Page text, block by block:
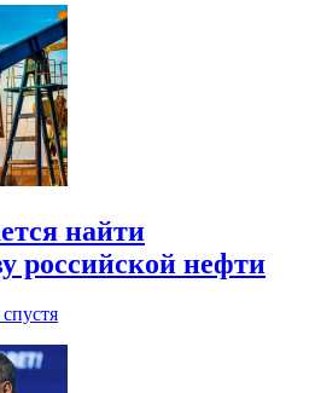
найти
российской нефти